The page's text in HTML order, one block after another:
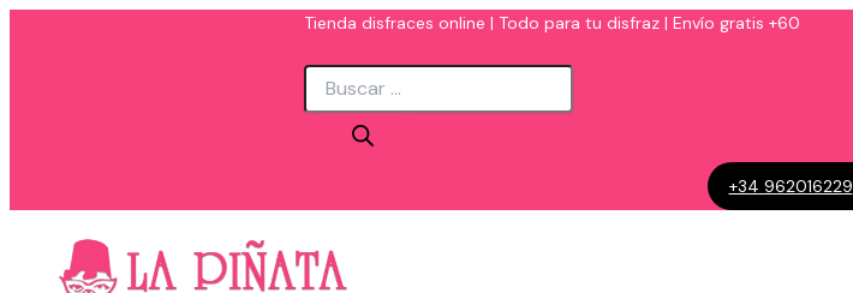
Tienda disfraces online | Todo para tu disfraz | Envío gratis +60
Búsqueda
productos
+34 962016229